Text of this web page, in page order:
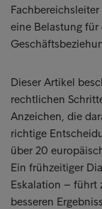
eine Belastung
Dieser Artikel
rechtlichen
Anzeichen, die
richtige
über 20
Ein frühzeitiger
Eskalation – führt
besseren